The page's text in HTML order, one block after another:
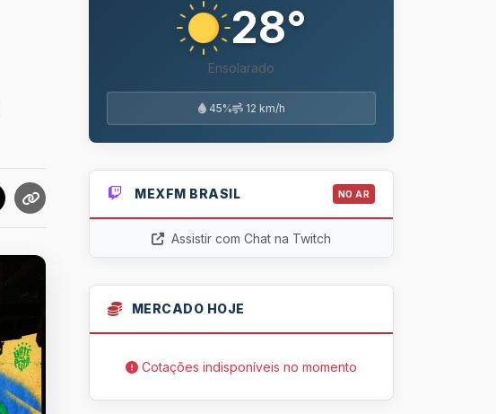
28°
Ensolarado
45% 12 km/h
MEXFM BRASIL NO AR
Assistir com Chat na Twitch
MERCADO HOJE
Cotações indisponíveis no momento